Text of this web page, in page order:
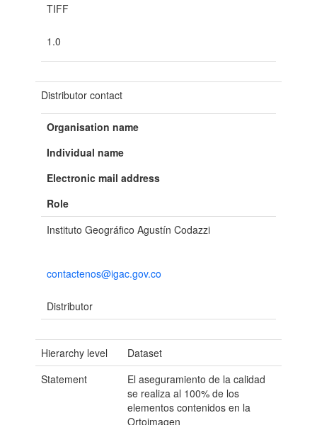
TIFF
1.0
Distributor contact
Organisation name
Individual name
Electronic mail address
Role
Instituto Geográfico Agustín Codazzi
contactenos@igac.gov.co
Distributor
Hierarchy level
Dataset
Statement
El aseguramiento de la calidad
se realiza al 100% de los
elementos contenidos en la
Ortoimagen